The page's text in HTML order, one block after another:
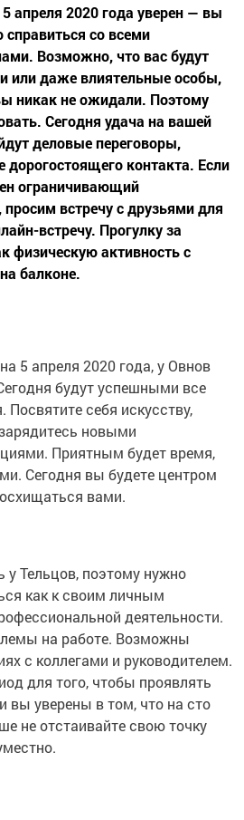
апреля 2020 года уверен — вы
со всеми
Возможно, что вас будут
или даже влиятельные особы,
никак не ожидали. Поэтому
Сегодня удача на вашей
деловые переговоры,
контакта. Если
ограничивающий
встречу с друзьями для
встречу. Прогулку за
физическую активность с
балконе.
5 апреля 2020 года, у Овнов
будут успешными все
Посвятите себя искусству,
новыми
Приятным будет время,
Сегодня вы будете центром
вами.
у Тельцов, поэтому нужно
как к своим личным
деятельности.
на работе. Возможны
с коллегами и руководителем.
для того, чтобы проявлять
вы уверены в том, что на сто
не отстаивайте свою точку